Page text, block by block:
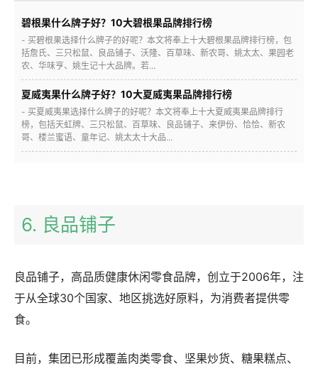
碧根果什么牌子好？10大碧根果品牌排行榜
- 买碧根果选择什么牌子的好呢？本文将奉上十大碧根果品牌排行榜，包
括詹氏、三只松鼠、良品铺子、沃隆、百草味、新农哥、姚太太、果园老
农、华味亨、姚生记十大品牌。若...
夏威夷果什么牌子好？10大夏威夷果品牌排行榜
- 买夏威夷果选择什么牌子的好呢？本文将奉上十大夏威夷果品牌排行
榜，包括天虹牌、三只松鼠、百草味、良品铺子、来伊份、恰恰、新农
哥、楼兰蜜语、童年记、姚太太十大品...
6. 良品铺子
良品铺子，高品质健康休闲零食品牌，创立于2006年，注
于从全球30个国家、地区挑选好原料，为消费者提供零
食。
目前，集团已形成覆盖肉类零食、坚果炒货、糖果糕点、